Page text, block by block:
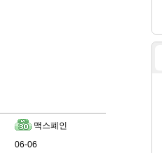
맥스폐인
06-06